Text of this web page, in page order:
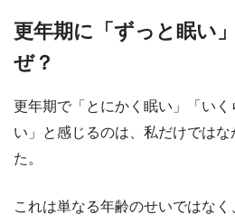
更年期に「ずっと眠い
ぜ？
更年期で「とにかく眠い」「い
い」と感じるのは、私だけでは
た。
これは単なる年齢のせいではな